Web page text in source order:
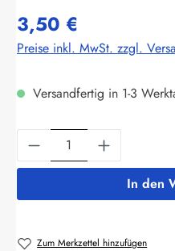
3,50 €
Preise inkl. MwSt. zzgl.
Versandfertig in 1-3
Produkt Anzahl:
In den
Zum Merkzettel hinzufügen